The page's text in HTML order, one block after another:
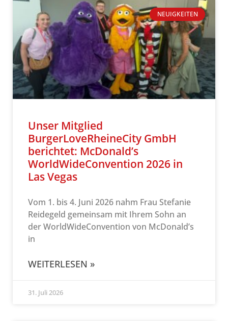
NEUIGKEITEN
Unser Mitglied
BurgerLoveRheineCity GmbH
berichtet: McDonald’s
WorldWideConvention 2026 in
Las Vegas
Vom 1. bis 4. Juni 2026 nahm Frau Stefanie
Reidegeld gemeinsam mit Ihrem Sohn an
der WorldWideConvention von McDonald’s
in
WEITERLESEN »
31. Juli 2026